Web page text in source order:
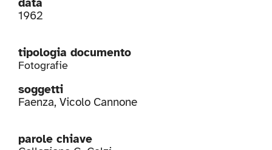
data
1962
tipologia documento
Fotografie
soggetti
Faenza, Vicolo Cannone
parole chiave